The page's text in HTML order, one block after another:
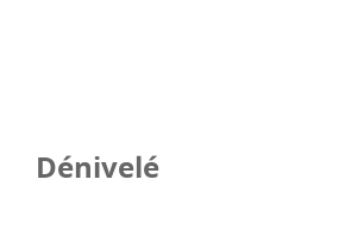
Dénivelé